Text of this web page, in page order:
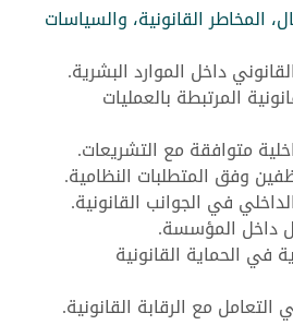
المخاطر القانونية، والسياسات
داخل الموارد البشرية.
المرتبطة بالعمليات
متوافقة مع التشريعات.
وفق المتطلبات النظامية.
في الجوانب القانونية.
داخل المؤسسة.
في الحماية القانونية
مع الرقابة القانونية.